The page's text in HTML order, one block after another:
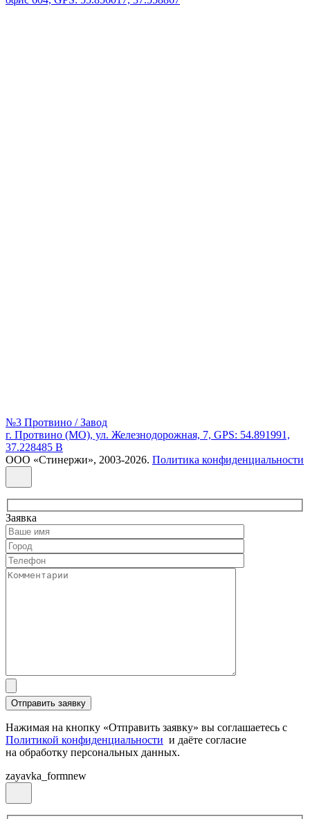
№3 Протвино / Завод
г. Протвино (МО), ул. Железнодорожная, 7, GPS: 54.891991,
37.228485 В
ООО «Стинержи», 2003-2026. Политика конфиденциальности
Заявка
Нажимая на кнопку «Отправить заявку» вы соглашаетесь с
Политикой конфиденциальности и даёте согласие
на обработку персональных данных.
zayavka_formnew